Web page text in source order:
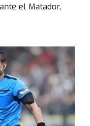
el Matador,